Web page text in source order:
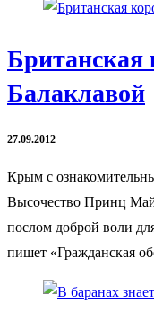
Британская
Балаклавой
27.09.2012
Крым с
Высочество Принц
послом доброй воли
пишет «Гражданская